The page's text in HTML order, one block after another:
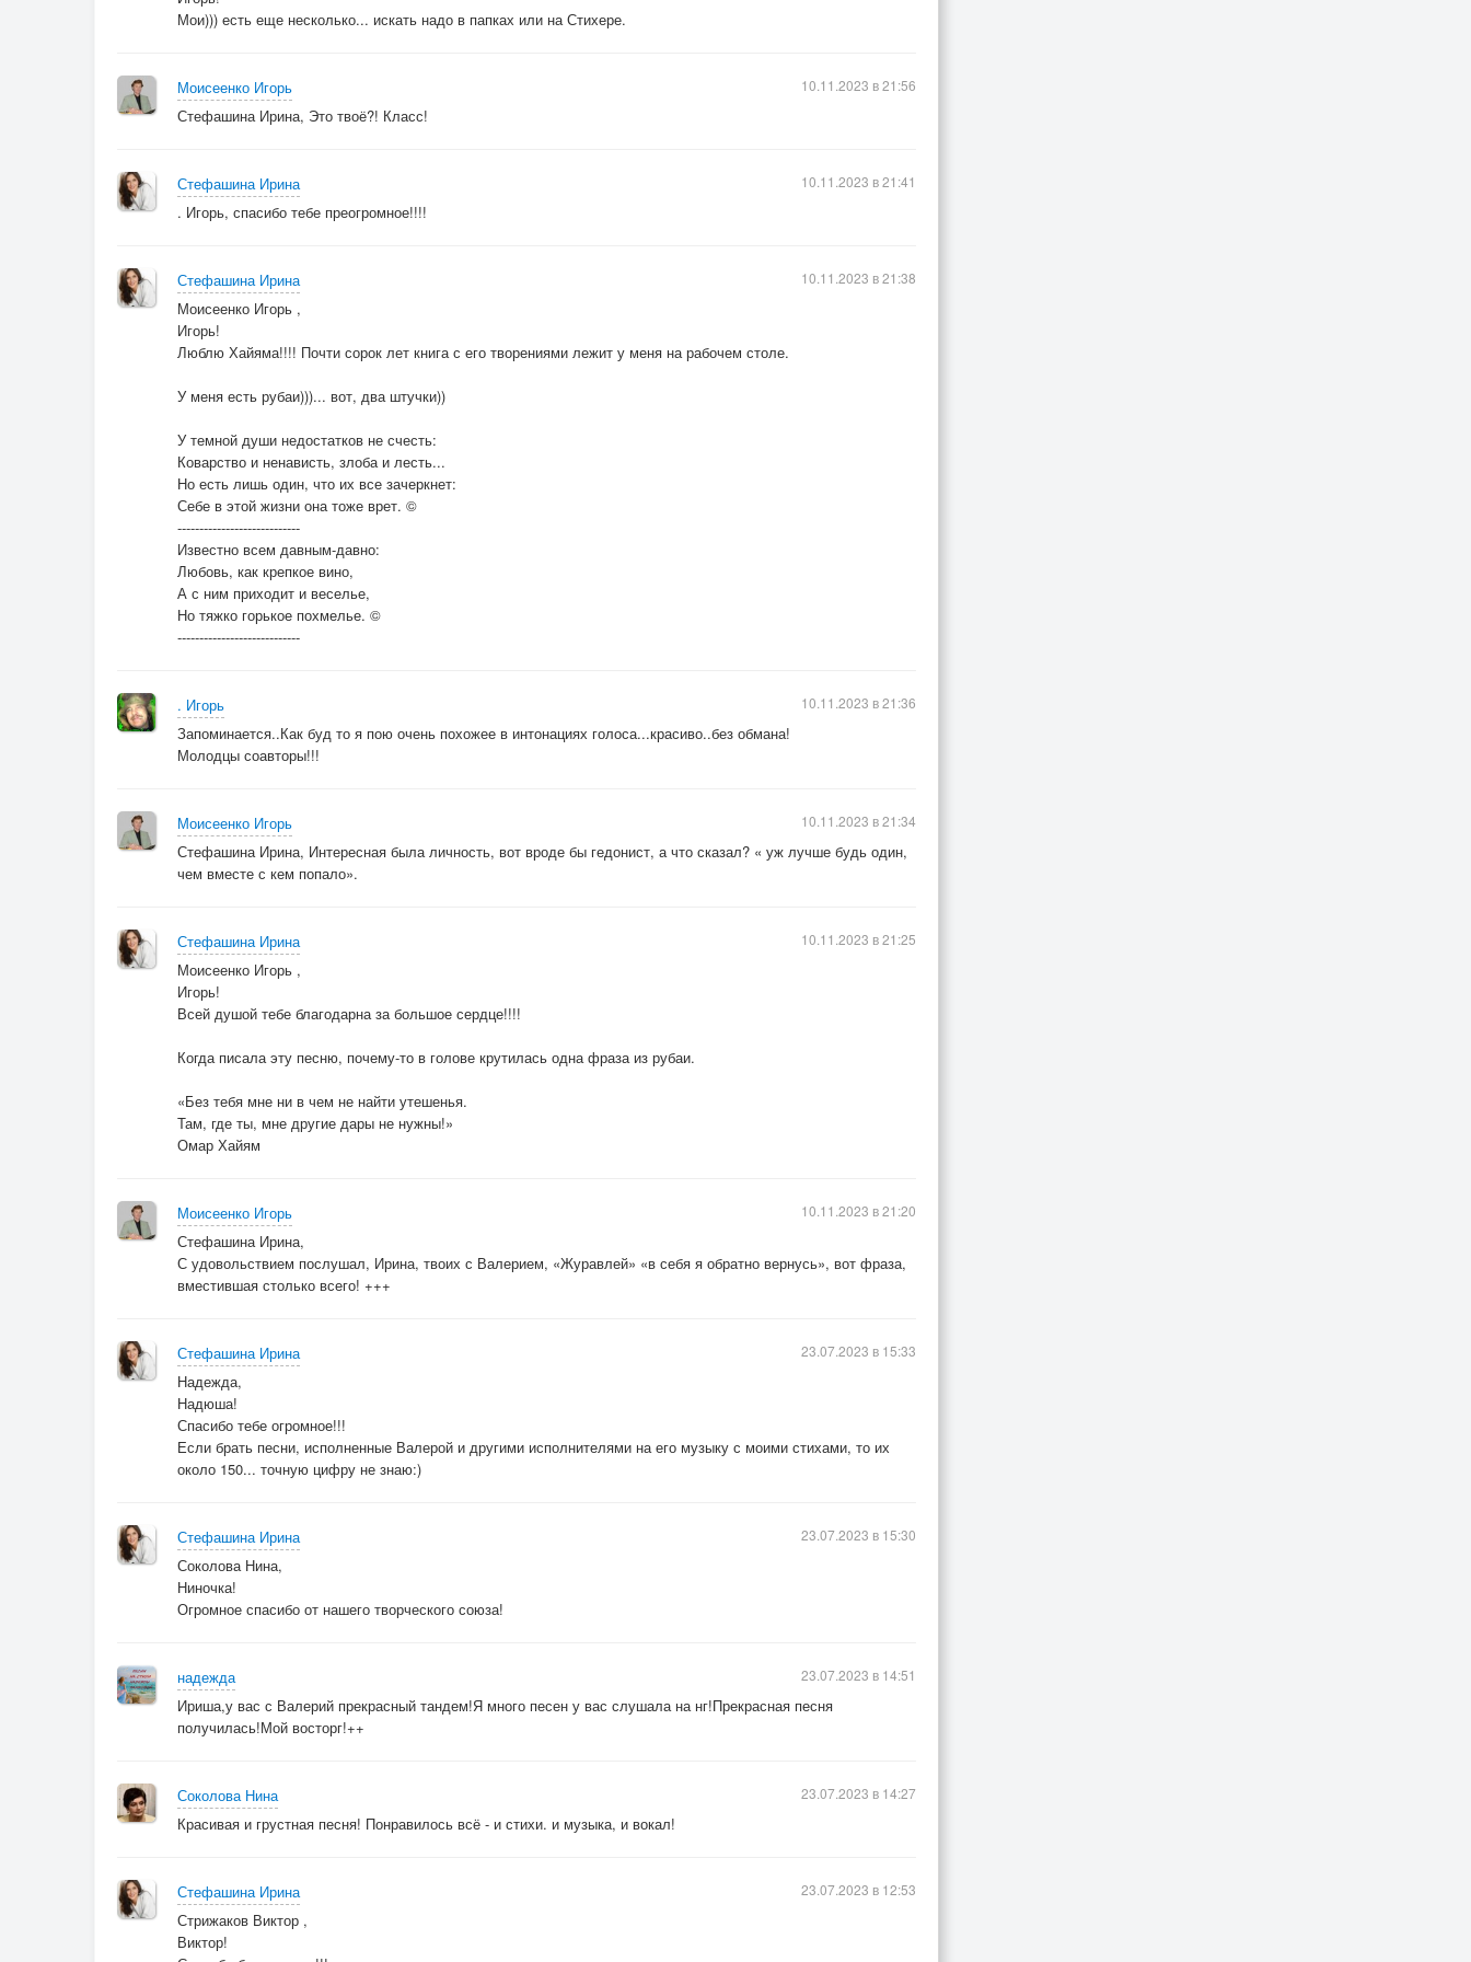
Только стон тихо рвется наружу
© Copyright: Ирина Стефашина
Мои))) есть еще несколько... искать надо в папках или на Стихере.
Моисеенко Игорь
Стефашина Ирина, Это твоё?! Класс!
10.11.2023 в 21:56
Стефашина Ирина
. Игорь, спасибо тебе преогромное!!!!
10.11.2023 в 21:41
Стефашина Ирина
Моисеенко Игорь ,
Игорь!
Люблю Хайяма!!!! Почти сорок лет книга с его творениями лежит у меня на рабочем столе.
У меня есть рубаи)))... вот, два штучки))
У темной души недостатков не счесть:
Коварство и ненависть, злоба и лесть...
Но есть лишь один, что их все зачеркнет:
Себе в этой жизни она тоже врет. ©
----------------------------
Известно всем давным-давно:
Любовь, как крепкое вино,
А с ним приходит и веселье,
Но тяжко горькое похмелье. ©
----------------------------
10.11.2023 в 21:38
. Игорь
Запоминается..Как буд то я пою очень похожее в интонациях голоса...красиво..без обмана!
Молодцы соавторы!!!
10.11.2023 в 21:36
Моисеенко Игорь
Стефашина Ирина, Интересная была личность, вот вроде бы гедонист, а что сказал? « уж лучше будь один,
чем вместе с кем попало».
10.11.2023 в 21:34
Стефашина Ирина
Моисеенко Игорь ,
Игорь!
Всей душой тебе благодарна за большое сердце!!!!
Когда писала эту песню, почему-то в голове крутилась одна фраза из рубаи.
«Без тебя мне ни в чем не найти утешенья.
Там, где ты, мне другие дары не нужны!»
Омар Хайям
10.11.2023 в 21:25
Моисеенко Игорь
Стефашина Ирина,
С удовольствием послушал, Ирина, твоих с Валерием, «Журавлей» «в себя я обратно вернусь», вот фраза,
вместившая столько всего! +++
10.11.2023 в 21:20
Стефашина Ирина
Надежда,
Надюша!
Спасибо тебе огромное!!!
Если брать песни, исполненные Валерой и другими исполнителями на его музыку с моими стихами, то их
около 150... точную цифру не знаю:)
23.07.2023 в 15:33
Стефашина Ирина
Соколова Нина,
Ниночка!
Огромное спасибо от нашего творческого союза!
23.07.2023 в 15:30
надежда
Ириша,у вас с Валерий прекрасный тандем!Я много песен у вас слушала на нг!Прекрасная песня
получилась!Мой восторг!++
23.07.2023 в 14:51
Соколова Нина
Красивая и грустная песня! Понравилось всё - и стихи. и музыка, и вокал!
23.07.2023 в 14:27
Стефашина Ирина
Стрижаков Виктор ,
Виктор!
23.07.2023 в 12:53